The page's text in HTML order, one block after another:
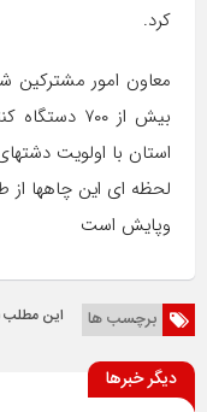
کرد.
معاون امور
بیش از ۷۰۰
استان با اولویت
لحظه ای این چاهها از
وپایش است
برچسب ها این
دیگر خبرها